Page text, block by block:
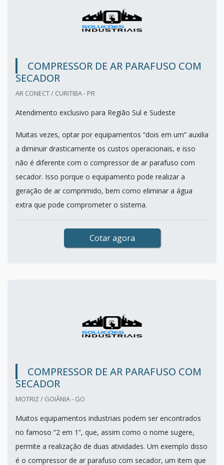
COMPRESSOR DE AR PARAFUSO COM
SECADOR
AR CONECT / CURITIBA - PR
Atendimento exclusivo para Região Sul e Sudeste
Muitas vezes, optar por equipamentos “dois em um” auxilia
a diminuir drasticamente os custos operacionais, e isso
não é diferente com o compressor de ar parafuso com
secador. Isso porque o equipamento pode realizar a
geração de ar comprimido, bem como eliminar a água
extra que pode comprometer o sistema.
Cotar agora
COMPRESSOR DE AR PARAFUSO COM
SECADOR
MOTRIZ / GOIÂNIA - GO
Muitos equipamentos industriais podem ser encontrados
no famoso “2 em 1”, que, assim como o nome sugere,
permite a realização de duas atividades. Um exemplo disso
é o compressor de ar parafuso com secador, um item que